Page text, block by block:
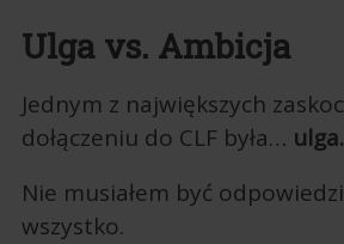
Ulga vs. Ambicja
Jednym z największych
dołączeniu do CLF była… ulga.
Nie musiałem być
wszystko.